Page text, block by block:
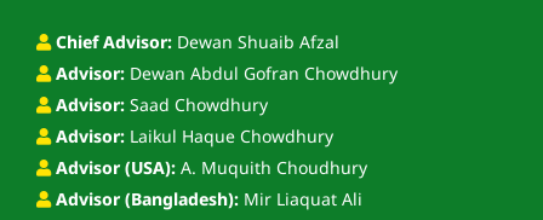
Chief Advisor: Dewan Shuaib Afzal
Advisor: Dewan Abdul Gofran Chowdhury
Advisor: Saad Chowdhury
Advisor: Laikul Haque Chowdhury
Advisor (USA): A. Muquith Choudhury
Advisor (Bangladesh): Mir Liaquat Ali